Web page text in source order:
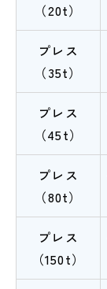
（20t）
プレス
（35t）
プレス
（45t）
プレス
（80t）
プレス
（150t）